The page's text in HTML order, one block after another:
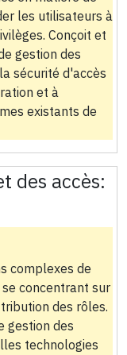
les utilisateurs à
Conçoit et
gestion des
sécurité d'accès
et à
existants de
des accès:
complexes de
concentrant sur
des rôles.
gestion des
technologies